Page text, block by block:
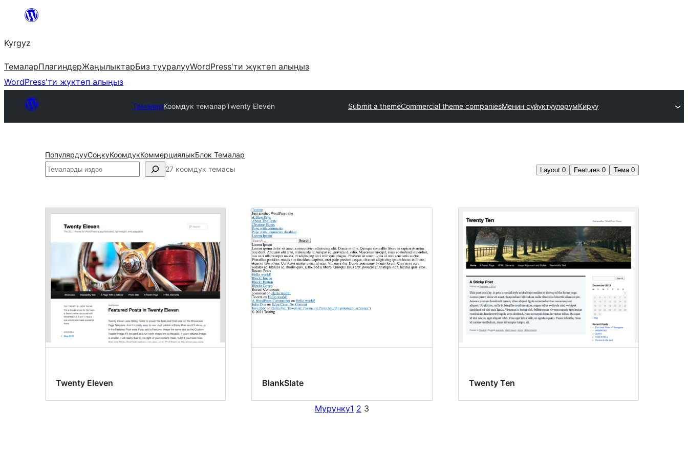
Мазмунга
Kyrgyz
ТемаларПлагиндерЖаңылыктарБиз тууралууWordPress'ти жүктөп алыңыз
WordPress'ти жүктөп алыңыз
ТемаларКоомдук темаларTwenty Eleven Submit a themeCommercial theme companiesМенин сүйүктүүлөрүмКирүү
ПопулярдууСоңкуКоомдукКоммерциялыкБлок Темалар
Издөө 27 коомдук темасы Layout 0 Features 0 Тема 0
Коомдук
темалар
Twenty Eleven BlankSlate Twenty Ten
Мурунку1 2 3